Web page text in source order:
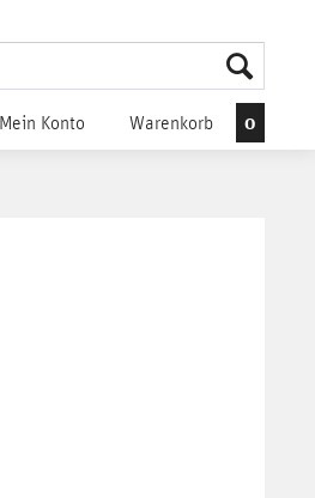
Mein Konto Warenkorb 0